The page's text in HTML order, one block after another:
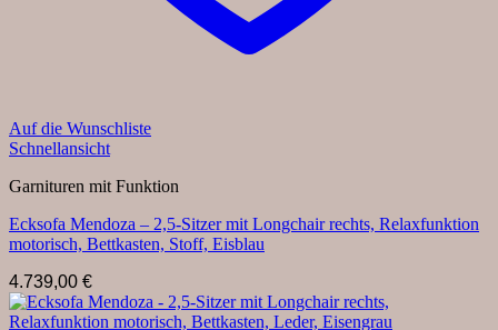
Auf die Wunschliste
Schnellansicht
Garnituren mit Funktion
Ecksofa Mendoza – 2,5-Sitzer mit Longchair rechts, Relaxfunktion
motorisch, Bettkasten, Stoff, Eisblau
4.739,00 €